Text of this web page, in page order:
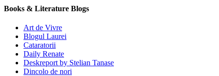
Books & Literature Blogs
Art de Vivre
Blogul Laurei
Cataratorii
Daily Renate
Deskreport by Stelian Tanase
Dincolo de nori